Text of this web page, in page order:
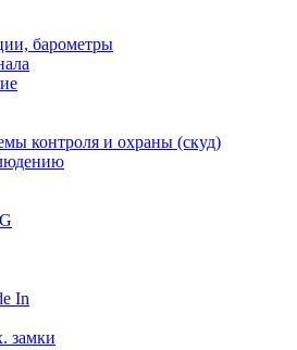
барометры
контроля и охраны (скуд)
In
замки